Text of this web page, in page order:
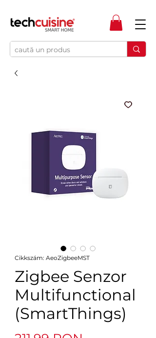
Cikkszám: AeoZigbeeMST
Zigbee Senzor
Multifunctional
(SmartThings)